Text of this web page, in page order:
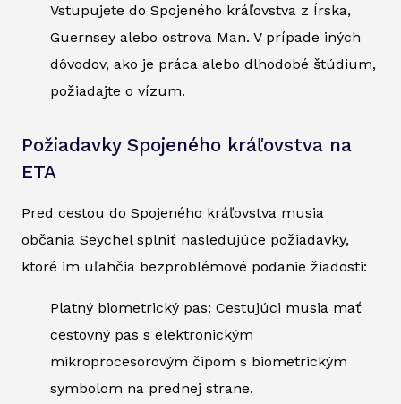
Vstupujete do Spojeného kráľovstva z Írska,
Guernsey alebo ostrova Man. V prípade iných
dôvodov, ako je práca alebo dlhodobé štúdium,
požiadajte o vízum.
Požiadavky Spojeného kráľovstva na
ETA
Pred cestou do Spojeného kráľovstva musia
občania Seychel splniť nasledujúce požiadavky,
ktoré im uľahčia bezproblémové podanie žiadosti:
Platný biometrický pas: Cestujúci musia mať
cestovný pas s elektronickým
mikroprocesorovým čipom s biometrickým
symbolom na prednej strane.